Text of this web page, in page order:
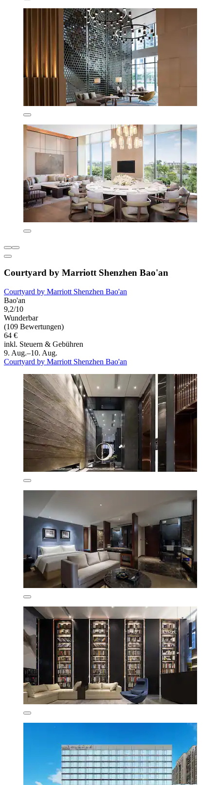
Courtyard by Marriott Shenzhen Bao'an
Courtyard by Marriott Shenzhen Bao'an
Bao'an
9,2/10
Wunderbar
(109 Bewertungen)
64 €
inkl. Steuern & Gebühren
9. Aug.–10. Aug.
Courtyard by Marriott Shenzhen Bao'an